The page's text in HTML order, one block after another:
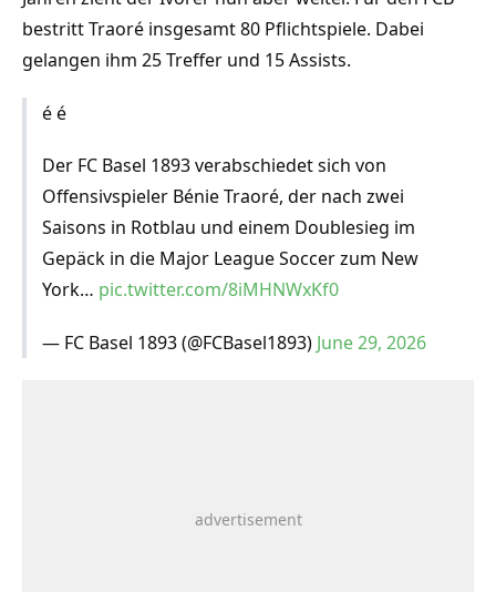
bestritt Traoré insgesamt 80 Pflichtspiele. Dabei
gelangen ihm 25 Treffer und 15 Assists.
é é
Der FC Basel 1893 verabschiedet sich von
Offensivspieler Bénie Traoré, der nach zwei
Saisons in Rotblau und einem Doublesieg im
Gepäck in die Major League Soccer zum New
York… pic.twitter.com/8iMHNWxKf0
— FC Basel 1893 (@FCBasel1893) June 29, 2026